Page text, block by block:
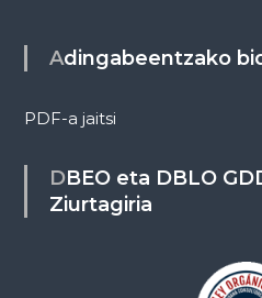
Adingabeentzako
PDF-a jaitsi
DBEO eta DBLO GDDra Egokitzapen
Ziurtagiria